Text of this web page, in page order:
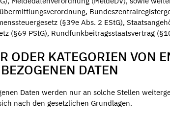
(§39e Abs. 2 EStG),
(§69 PStG), Rundfunkbeitragsstaatsvertrag
ODER KATEGORIEN VON
DATEN
Daten werden nur an solche Stellen
nach den gesetzlichen Grundlagen.